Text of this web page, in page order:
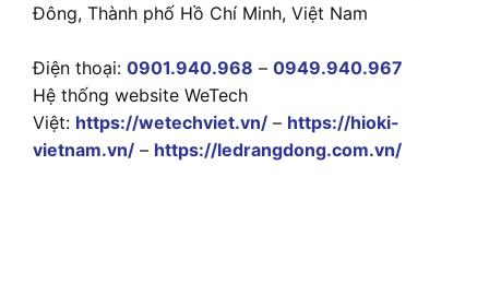
Đông, Thành phố Hồ Chí Minh, Việt Nam
Điện thoại: 0901.940.968 – 0949.940.967
Hệ thống website WeTech
Việt: https://wetechviet.vn/ – https://hioki-
vietnam.vn/ – https://ledrangdong.com.vn/